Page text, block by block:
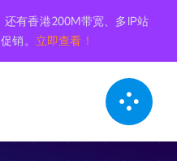
有香港200M带宽、多IP站
销。 立即查看！